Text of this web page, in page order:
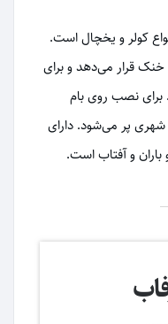
کولر و یخچال است.
خنک قرار می‌دهد و برای
نصب روی بام
پر می‌شود. دارای
باران و آفتاب است.